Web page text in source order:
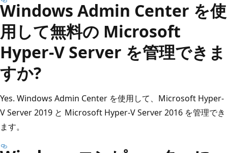
Windows Admin Center を使
用して無料の Microsoft
Hyper-V Server を管理できま
すか?
Yes. Windows Admin Center を使用して、Microsoft Hyper-
V Server 2019 と Microsoft Hyper-V Server 2016 を管理でき
ます。